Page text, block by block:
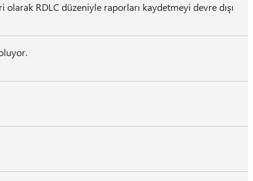
RDLC düzeniyle raporları kaydetmeyi devre dışı